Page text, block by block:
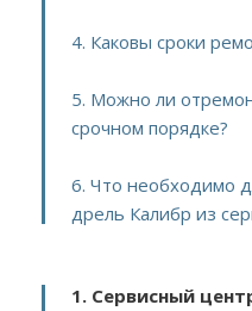
4. Каковы сроки
5. Можно ли
срочном порядке?
6. Что необходимо
дрель Калибр из
1. Сервисный